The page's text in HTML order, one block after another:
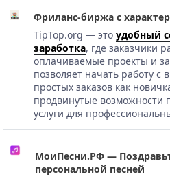
Фриланс-биржа с
TipTop.org — это удобный
заработка, где заказчики
оплачиваемые проекты и
позволяет начать работу с
простых заказов как
продвинутые возможности
услуги для
МоиПесни.РФ —
персональной песней